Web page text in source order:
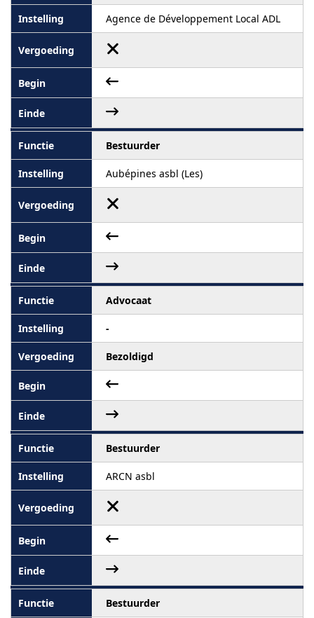
Agence de Développement Local ADL
Bestuurder
Aubépines asbl (Les)
Advocaat
-
Bezoldigd
Bestuurder
ARCN asbl
Bestuurder